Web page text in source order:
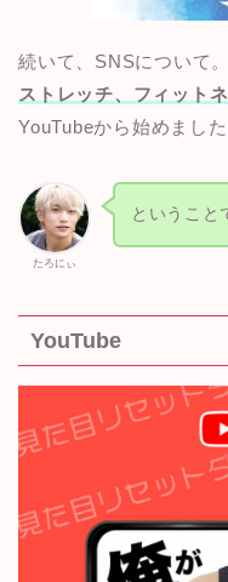
続いて、SNSについて
ストレッチ、フィット
YouTubeから始めまし
たろにぃ
ということ
YouTube